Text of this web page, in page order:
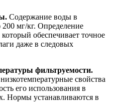
Содержание воды в
мг/кг. Определение
обеспечивает точное
даже в следовых
фильтруемости.
свойства
его использования в
Нормы устанавливаются в